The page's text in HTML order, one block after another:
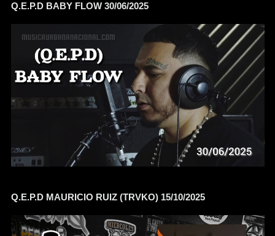
Q.E.P.D BABY FLOW 30/06/2025
Q.E.P.D MAURICIO RUIZ (TRVKO) 15/10/2025